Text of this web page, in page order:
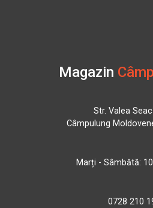
Magazin
Str. Valea
Câmpulung
Marți - Sâmbătă:
0728 210